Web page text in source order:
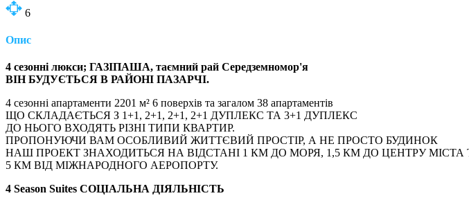
6
Опис
4 сезонні люкси; ГАЗІПАША, таємний рай Середземномор'я
ВІН БУДУЄТЬСЯ В РАЙОНІ ПАЗАРЧІ.
4 сезонні апартаменти 2201 м² 6 поверхів та загалом 38 апартаментів
ЩО СКЛАДАЄТЬСЯ З 1+1, 2+1, 2+1, 2+1 ДУПЛЕКС ТА 3+1 ДУПЛЕКС
ДО НЬОГО ВХОДЯТЬ РІЗНІ ТИПИ КВАРТИР.
ПРОПОНУЮЧИ ВАМ ОСОБЛИВИЙ ЖИТТЄВИЙ ПРОСТІР, А НЕ ПРОСТО БУДИНОК
НАШ ПРОЕКТ ЗНАХОДИТЬСЯ НА ВІДСТАНІ 1 КМ ДО МОРЯ, 1,5 КМ ДО ЦЕНТРУ МІСТА
5 КМ ВІД МІЖНАРОДНОГО АЕРОПОРТУ.
4 Season Suites СОЦІАЛЬНА ДІЯЛЬНІСТЬ